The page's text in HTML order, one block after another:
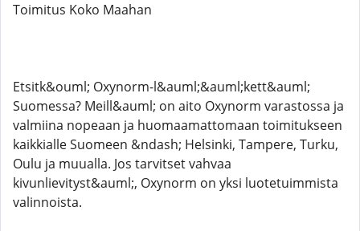
Toimitus Koko Maahan
Etsitk&ouml; Oxynorm-l&auml;&auml;kett&auml;
Suomessa? Meill&auml; on aito Oxynorm varastossa ja
valmiina nopeaan ja huomaamattomaan toimitukseen
kaikkialle Suomeen &ndash; Helsinki, Tampere, Turku,
Oulu ja muualla. Jos tarvitset vahvaa
kivunlievityst&auml;, Oxynorm on yksi luotetuimmista
valinnoista.